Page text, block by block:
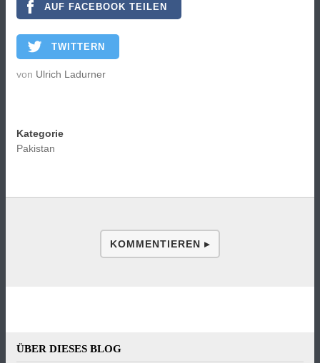
AUF FACEBOOK TEILEN
TWITTERN
von Ulrich Ladurner
Kategorie
Pakistan
KOMMENTIEREN ▸
ÜBER DIESES BLOG